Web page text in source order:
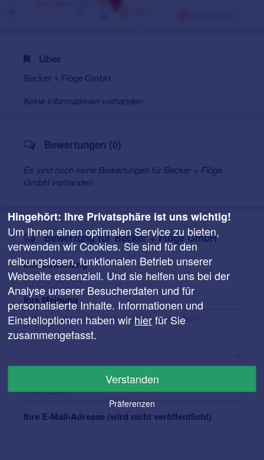
Über
Becker + Flöge GmbH
Keine Informationen vorhanden.
Bewertungen (0)
Es sind noch keine Bewertungen für Becker + Flöge
GmbH vorhanden.
Bewertung für Becker + Flöge GmbH
Ihre Bewertung
Ihre Meinung
Ihre E-Mail-Adresse (wird nicht veröffentlicht)
Hingehört: Ihre Privatsphäre ist uns wichtig!
Um Ihnen einen optimalen Service zu bieten,
verwenden wir Cookies. Sie sind für den
reibungslosen, funktionalen Betrieb unserer
Webseite essenziell. Und sie helfen uns bei der
Analyse unserer Besucherdaten und für
personalisierte Inhalte. Informationen und
Einstelloptionen haben wir hierfür Sie
zusammengefasst.
Verstanden
Präferenzen